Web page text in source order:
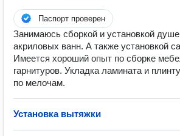
Паспорт проверен
Занимаюсь сборкой и установкой
акриловых ванн. А также установкой
Имеется хороший опыт по сборке
гарнитуров. Укладка ламината и
по мелочам.
Установка вытяжки